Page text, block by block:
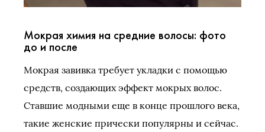
Мокрая химия на средние волосы: фото
до и после
Мокрая завивка требует укладки с помощью
средств, создающих эффект мокрых волос.
Ставшие модными еще в конце прошлого века,
такие женские прически популярны и сейчас.